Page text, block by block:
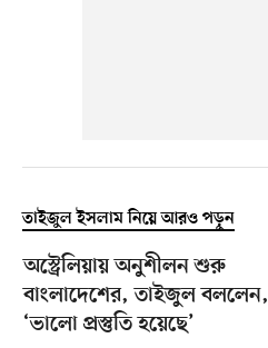
তাইজুল ইসলাম নিয়ে আরও পড়ুন
অস্ট্রেলিয়ায় অনুশীলন শুরু
বাংলাদেশের, তাইজুল বললেন,
‘ভালো প্রস্তুতি হয়েছে’